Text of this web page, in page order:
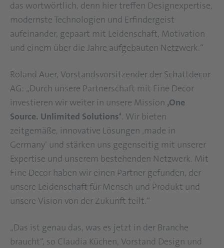
das wortwörtlich, denn hier treffen Designexpertise,
modernste Technologien und Erfindergeist
aufeinander, gepaart mit Leidenschaft, Motivation
und einem über die Jahre aufgebauten Netzwerk.“
Roland Auer, Vorstandsvorsitzender der Schattdecor
AG: „Durch unsere Partnerschaft mit Fine Decor
investieren wir weiter in unsere Mission ‚One
Source. Unlimited Solutions‘. Wir bieten
zeitgemäße, innovative Lösungen ‚made in
Germany‘ und stärken uns gegenseitig mit unserer
Expertise und unserem bestehenden Netzwerk. Mit
Fine Decor haben wir einen Partner gefunden, der
unsere Leidenschaft für Mensch und Produkt und
unsere Vision von der Zukunft teilt.“
„Das ist genau das, was es jetzt in der Branche
braucht“, so Claudia Küchen, Vorstand Design und